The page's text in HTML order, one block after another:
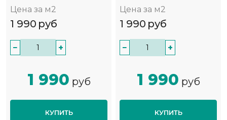
Цена за м2
1 990 руб
− +
1 990 руб
КУПИТЬ
Цена за м2
1 990 руб
− +
1 990 руб
КУПИТЬ